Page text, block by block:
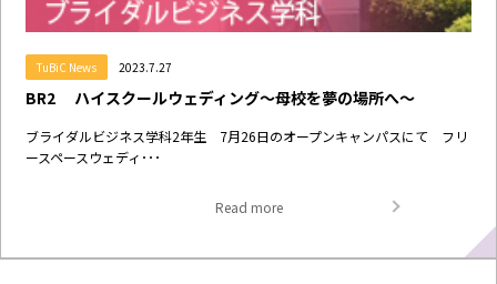
TuBiC News 2023.7.27
BR2 ハイスクールウェディング～母校を夢の場所へ～
ブライダルビジネス学科2年生 7月26日のオープンキャンパスにて フリ
ースペースウェディ･･･
Read more